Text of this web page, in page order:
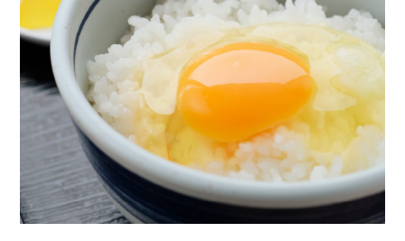
蒜山ショコラ
蒜山ショコラクッキーズ
せとうちのおいしいシリーズ
生スフレ ふわり～ぬ
せとうちの果実 チューハイ
第14回 持続と進化 第13回 せとうちの海を育む山々
第12回 挑戦 第11回 せとうち
第10回 岡山・備後の果物 第9回 岡山・備後のうめぇもん
第8回 岡山市 第7回 美作市/西粟倉村/奈義町/勝央町
第6回 瀬戸内市/備前市/和気町/赤磐市 第5回 津山市/鏡野町/吉備中央町/久米南町/美咲町
第4回 倉敷市/玉野市/浅口市/里庄町 第3回 尾道市/福山市/笠岡市/府中市
La Malle de Bois
地酒列車
スローライフ列車